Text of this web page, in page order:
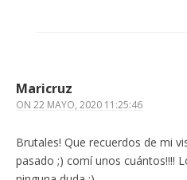
Maricruz
ON 22 MAYO, 2020 11:25:46
Brutales! Que recuerdos de mi
pasado ;) comí unos cuántos!!!!